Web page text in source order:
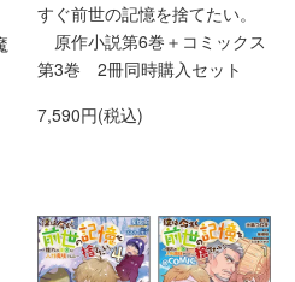
すぐ前世の記憶を捨てたい。
原作小説第6巻＋コミックス
第3巻 2冊同時購入セット
7,590円(税込)